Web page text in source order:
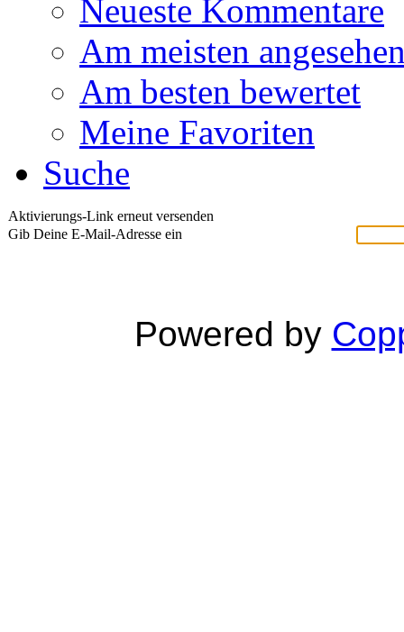
Neueste Kommentare
Am meisten
Am besten bewertet
Meine Favoriten
Suche
Aktivierungs-Link erneut versenden
Gib Deine E-Mail-Adresse ein
Powered by